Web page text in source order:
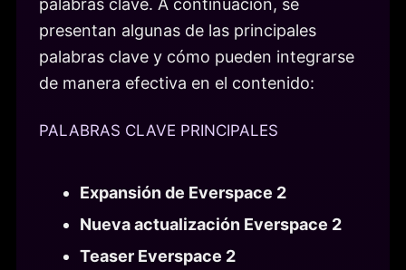
presentan algunas de las principales
palabras clave y cómo pueden integrarse
de manera efectiva en el contenido:
PALABRAS CLAVE PRINCIPALES
Expansión de Everspace 2
Nueva actualización Everspace 2
Teaser Everspace 2